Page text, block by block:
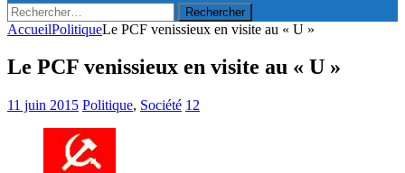
Rechercher :
AccueilPolitiqueLe PCF venissieux en visite au « U »
Le PCF venissieux en visite au « U »
11 juin 2015 Politique, Société 12